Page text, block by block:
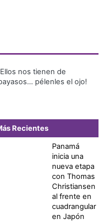
nos tienen de
pélenles el ojo!
Recientes
Panamá
inicia una
nueva etapa
con Thomas
Christiansen
al frente en
cuadrangular
en Japón